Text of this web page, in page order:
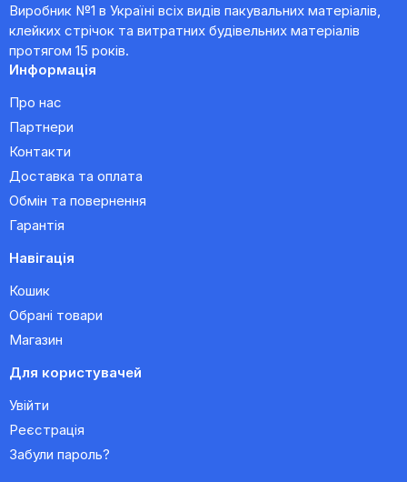
Виробник №1 в Україні всіх видів пакувальних матеріалів,
клейких стрічок та витратних будівельних матеріалів
протягом 15 років.
Информація
Про нас
Партнери
Контакти
Доставка та оплата
Обмін та повернення
Гарантія
Навігація
Кошик
Обрані товари
Магазин
Для користувачей
Увійти
Реєстрація
Забули пароль?